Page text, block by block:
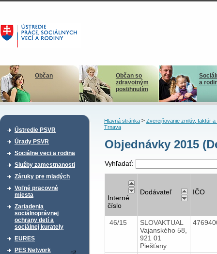
Občan
Občan so
zdravotným
postihnutím
a
Ústredie PSVR
Úrady PSVR
Sociálne veci a rodina
Služby zamestnanosti
Záruky pre mladých
Voľné pracovné
miesta
Zariadenia
sociálnoprávnej
ochrany detí a
sociálnej kurately
EURES
PES Network
Hlavná stránka> Zverejňovanie zmlúv, faktúr a
Trnava
Objednávky 2015
Vyhľadať:
Interné
číslo
Dodávateľ IČO
46/15
SLOVAKTUAL
Vajanského 58,
921 01
Piešťany